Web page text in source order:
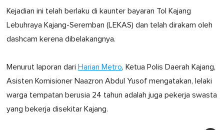
Kejadian ini telah berlaku di kaunter bayaran Tol Kajang
Lebuhraya Kajang-Seremban (LEKAS) dan telah dirakam oleh
dashcam kerena dibelakangnya.
Menurut laporan dari Harian Metro, Ketua Polis Daerah Kajang,
Asisten Komisioner Naazron Abdul Yusof mengatakan, lelaki
warga tempatan berusia 24 tahun adalah juga pekerja swasta
yang bekerja disekitar Kajang.